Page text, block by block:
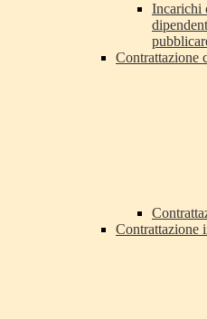
Incarichi
Contrattazione
Contrattazione